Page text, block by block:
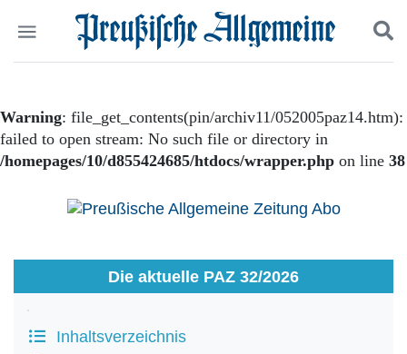
Kultur
Wirtschaft
Panorama
Geschichte
Berlin-Brandenburg
Schlesien
Bücher
Warning: file_get_contents(pin/archiv11/052005paz14.htm):
failed to open stream: No such file or directory in
/homepages/10/d855424685/htdocs/wrapper.php on line 38
Die aktuelle PAZ 32/2026
Inhaltsverzeichnis